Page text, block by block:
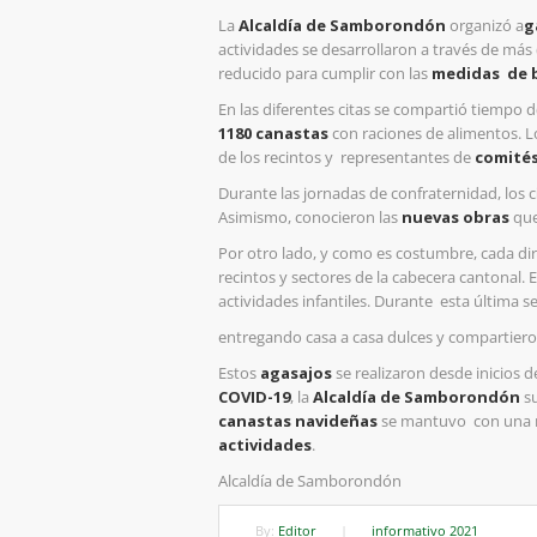
La Alcaldía de Samborondón organizó a
actividades se desarrollaron a través de
reducido para cumplir con las medidas de
En las diferentes citas se compartió tiempo
1180 canastascon raciones de alimentos.
de los recintos y representantes de
Durante las jornadas de confraternidad, los
Asimismo, conocieron las nuevas obras
Por otro lado, y como es costumbre, cada
recintos y sectores de la cabecera cantonal.
actividades infantiles. Durante esta última
entregando casa a casa dulces y
Estos agasajosse realizaron desde inicios
COVID-19, la Alcaldía de Samborondón
canastas navideñasse mantuvo con una
actividades.
Alcaldía de Samborondón
By: Editor informativo 2021